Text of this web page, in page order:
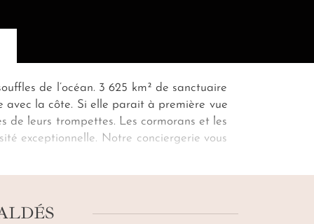
de l’océan. 3 625 km² de sanctuaire
avec la côte. Si elle parait à première vue
de leurs trompettes. Les cormorans et les
exceptionnelle. Notre conciergerie vous